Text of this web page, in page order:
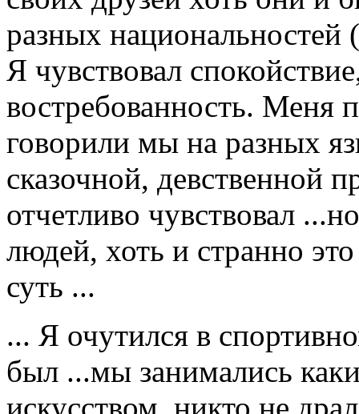
разных национальностей
Я чувствовал
востребованность. Меня
говорили мы на разных
сказочной, девственной
отчетливо чувствовал
людей, хоть и странно
суть ...
... Я очутился в
был ...мы занимались
искусством, никто не